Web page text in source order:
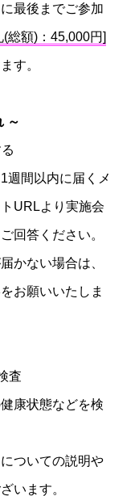
最後までご参加
(総額)：45,000円]
す。
～
週間以内に届くメ
URLより実施会
回答ください。
かない場合は、
お願いいたしま
査
康状態などを検
ついての説明や
います。